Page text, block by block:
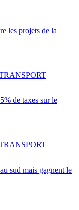
les projets de la
de taxes sur le
sud mais gagnent le